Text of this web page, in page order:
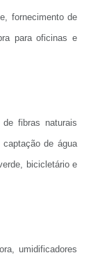
fornecimento de
para oficinas e
fibras naturais
de água
bicicletário e
umidificadores